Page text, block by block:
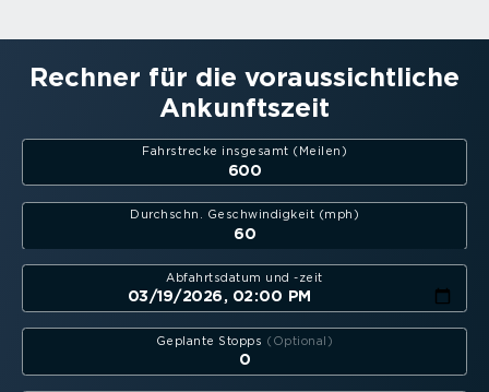
Rechner für die voraus­sicht­liche
Ankunftszeit
Fahrstrecke insgesamt (Meilen)
Durchschn. Geschwin­digkeit (mph)
Abfahrts­datum und -zeit
Geplante Stopps